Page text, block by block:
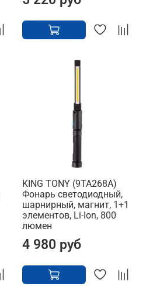
KING TONY (9TA268A)
Фонарь светодиодный,
шарнирный, магнит, 1+1
элементов, Li-Ion, 800
люмен
4 980 руб